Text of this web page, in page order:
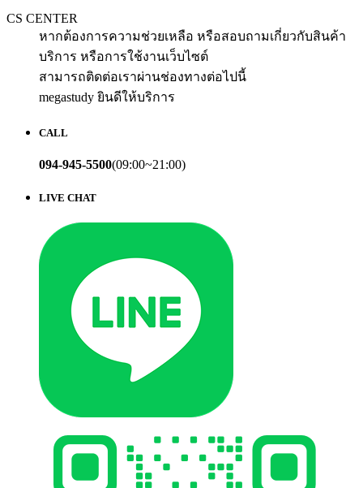
CS CENTER
หากต้องการความช่วยเหลือ หรือสอบถามเกี่ยวกับสินค้า
บริการ หรือการใช้งานเว็บไซต์
สามารถติดต่อเราผ่านช่องทางต่อไปนี้
megastudy ยินดีให้บริการ
CALL
094-945-5500(09:00~21:00)
LIVE CHAT